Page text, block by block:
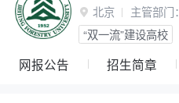
 北京 主管部门：
“双一流”建设高校
网报公告 招生简章